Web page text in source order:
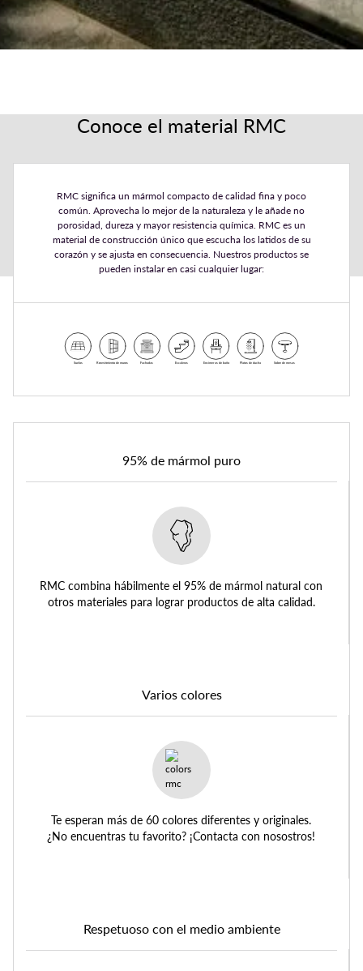
Conoce el material RMC
RMC significa un mármol compacto de calidad fina y poco
común. Aprovecha lo mejor de la naturaleza y le añade no
porosidad, dureza y mayor resistencia química. RMC es un
material de construcción único que escucha los latidos de su
corazón y se ajusta en consecuencia. Nuestros productos se
pueden instalar en casi cualquier lugar:
95% de mármol puro
RMC combina hábilmente el 95% de mármol natural con
otros materiales para lograr productos de alta calidad.
Varios colores
Te esperan más de 60 colores diferentes y originales.
¿No encuentras tu favorito? ¡Contacta con nosostros!
Respetuoso con el medio ambiente